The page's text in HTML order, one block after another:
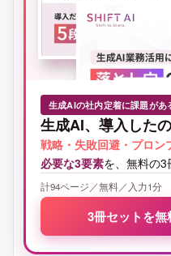
生成AIの社内定着に課題があ
生成AI、導入した
戦略・失敗回避・プロン
必要な3要素を、無料の3
計94ページ／無料／入力1分
3冊セットを